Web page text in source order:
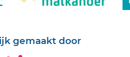
gemaakt door